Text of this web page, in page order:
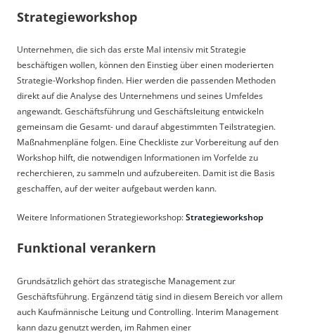
Strategieworkshop
Unternehmen, die sich das erste Mal intensiv mit Strategie
beschäftigen wollen, können den Einstieg über einen moderierten
Strategie-Workshop finden. Hier werden die passenden Methoden
direkt auf die Analyse des Unternehmens und seines Umfeldes
angewandt. Geschäftsführung und Geschäftsleitung entwickeln
gemeinsam die Gesamt- und darauf abgestimmten Teilstrategien.
Maßnahmenpläne folgen. Eine Checkliste zur Vorbereitung auf den
Workshop hilft, die notwendigen Informationen im Vorfelde zu
recherchieren, zu sammeln und aufzubereiten. Damit ist die Basis
geschaffen, auf der weiter aufgebaut werden kann.
Weitere Informationen Strategieworkshop:Strategieworkshop
Funktional verankern
Grundsätzlich gehört das strategische Management zur
Geschäftsführung. Ergänzend tätig sind in diesem Bereich vor allem
auch Kaufmännische Leitung und Controlling. Interim Management
kann dazu genutzt werden, im Rahmen einer